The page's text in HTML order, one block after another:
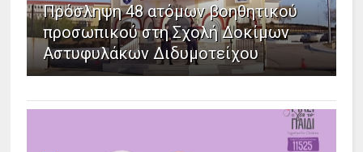
Πρόσληψη 48 ατόμων βοηθητικού
προσωπικού στη Σχολή Δοκίμων
Αστυφυλάκων Διδυμοτείχου